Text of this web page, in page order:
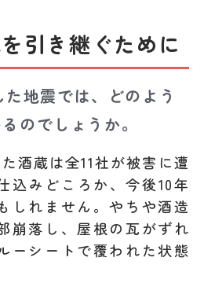
引き継ぐために
地震では、どのよう
のでしょうか。
酒蔵は全11社が被害に遭
込みどころか、今後10年
しれません。やちや酒造
崩落し、屋根の瓦がずれ
ーシートで覆われた状態